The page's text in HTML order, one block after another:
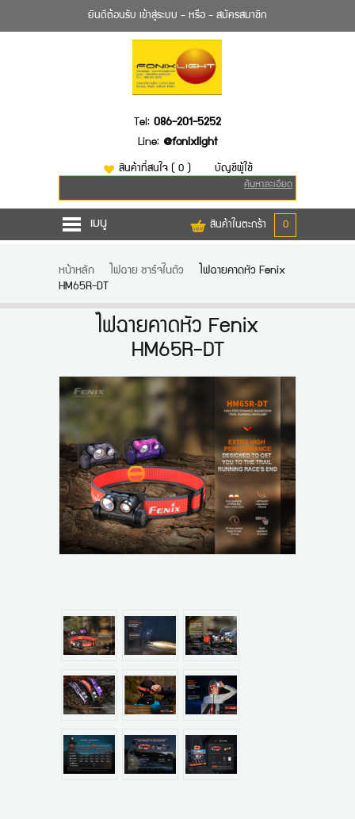
ยินดีต้อนรับ เข้าสู่ระบบ - หรือ - สมัครสมาชิก
Tel: 086-201-5252
Line: @fonixlight
สินค้าที่สนใจ ( 0 ) บัญชีผู้ใช้
สินค้าในตะกร้า 0
ค้นหาละเอียด
เมนู
สินค้า
บัญชีผู้ใช้
ติดต่อเรา
ขั้นตอนการสั่งซื้อ
แจ้งชำระเงิน
ข่าวสาร
หน้าหลัก ไฟฉาย ชาร์จในตัว
ไฟฉายคาดหัว Fenix
HM65R-DT
ไฟฉายคาดหัว Fenix
HM65R-DT